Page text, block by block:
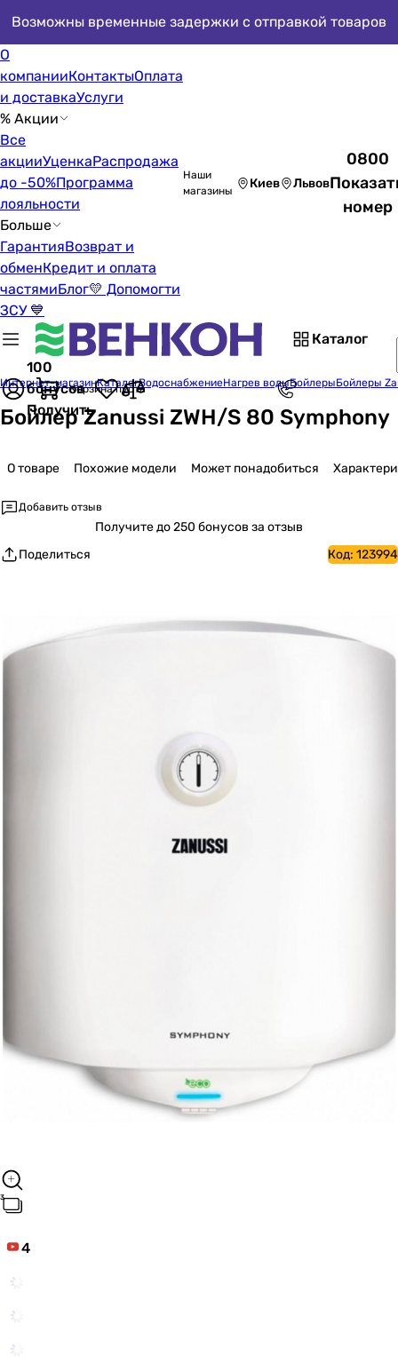
Возможны временные задержки с отправкой товаров
О
компанииКонтактыОплата
и доставкаУслуги
% Акции
Все
акцииУценкаРаспродажа
до -50%Программа
лояльности
Больше
ГарантияВозврат и
обменКредит и оплата
частямиБлог💛 Допомогти
ЗСУ 💙
Наши
магазины
Киев Львов
0800
номер
Каталог
100
бонусов
Получить
Корзина пуста
Интернет-магазинКаталогВодоснабжениеНагрев водыБойлерыБойлеры
Бойлер Zanussi ZWH/S 80 Symphony
О товаре Похожие модели Может понадобиться
Добавить отзыв
Получитедо 250 бонусов за отзыв
Поделиться
Код: 123994
4